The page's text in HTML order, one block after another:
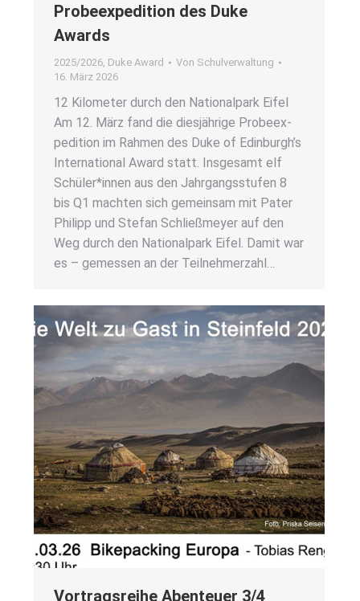
Pro­be­ex­pe­di­ti­on des Duke
Awards
2025/2026 Duke Award Von Schulverwaltung
16. März 2026
12 Kilo­me­ter durch den Natio­nal­park Eifel
Am 12. März fand die dies­jäh­ri­ge Pro­be­ex­
pe­di­ti­on im Rah­men des Duke of Edinburgh’s
Inter­na­tio­nal Award statt. Ins­ge­samt elf
Schüler*innen aus den Jahr­gangs­stu­fen 8
bis Q1 mach­ten sich gemein­sam mit Pater
Phil­ipp und Ste­fan Schließ­mey­er auf den
Weg durch den Natio­nal­park Eifel. Damit war
es – gemes­sen an der Teil­neh­mer­zahl…
Vor­trags­rei­he Aben­teu­er 3/4